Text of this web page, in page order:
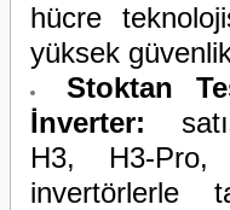
hücre
yüksek
Stoktan
İnverter:
H3, H3-
invertörlerle